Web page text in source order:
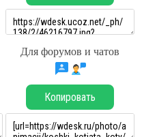
Для форумов и чатов
Копировать